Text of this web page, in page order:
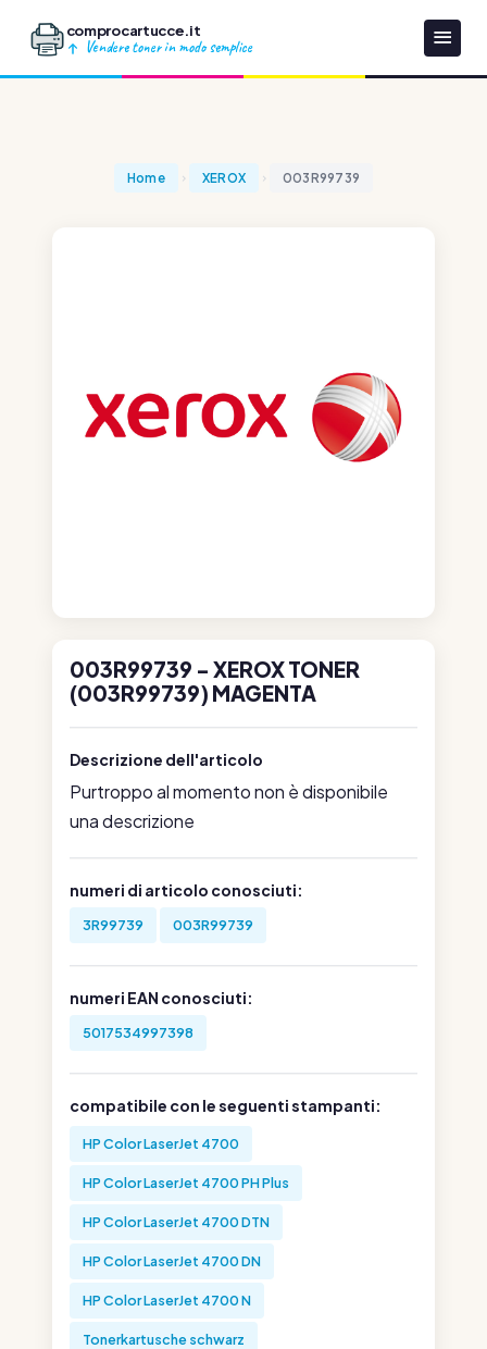
comprocartucce.it
Vendere toner in modo semplice
Home XEROX 003R99739
003R99739 - XEROX TONER
(003R99739) MAGENTA
Descrizione dell'articolo
Purtroppo al momento non è disponibile
una descrizione
numeri di articolo conosciuti:
3R99739 003R99739
numeri EAN conosciuti:
5017534997398
compatibile con le seguenti stampanti:
HP Color LaserJet 4700
HP Color LaserJet 4700 PH Plus
HP Color LaserJet 4700 DTN
HP Color LaserJet 4700 DN
HP Color LaserJet 4700 N
Tonerkartusche schwarz